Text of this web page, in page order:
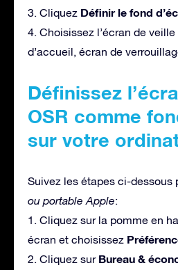
3. Cliquez Définir le fond
4. Choisissez l’écran de
d’accueil, écran de
Définissez
OSR comme
sur votre
Suivez les étapes ci-dessous
ou portable Apple:
1. Cliquez sur la pomme en
écran et choisissez
2. Cliquez sur Bureau &